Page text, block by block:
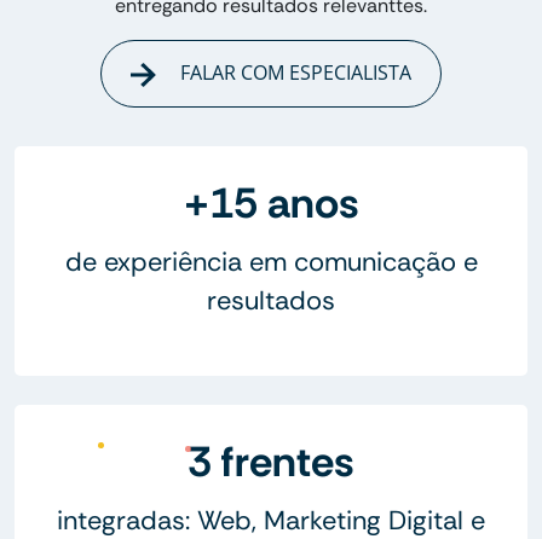
entregando resultados relevanttes.
FALAR COM ESPECIALISTA
+15 anos
de experiência em comunicação e
resultados
3 frentes
integradas: Web, Marketing Digital e